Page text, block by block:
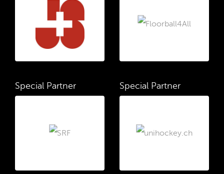
Special Partner Special Partner